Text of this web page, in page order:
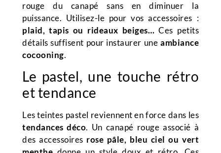
rouge du canapé sans en diminuer la
puissance. Utilisez-le pour vos accessoires :
plaid, tapis ou rideaux beiges… Ces petits
détails suffisent pour instaurer une ambiance
cocooning.
Le pastel, une touche rétro
et tendance
Les teintes pastel reviennent en force dans les
tendances déco. Un canapé rouge associé à
des accessoires rose pâle, bleu ciel ou vert